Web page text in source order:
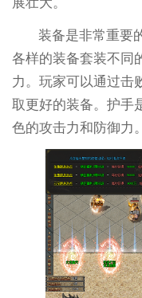
装备是非常重要
各样的装备套装不同
力。玩家可以通过击
取更好的装备。护手
色的攻击力和防御力。